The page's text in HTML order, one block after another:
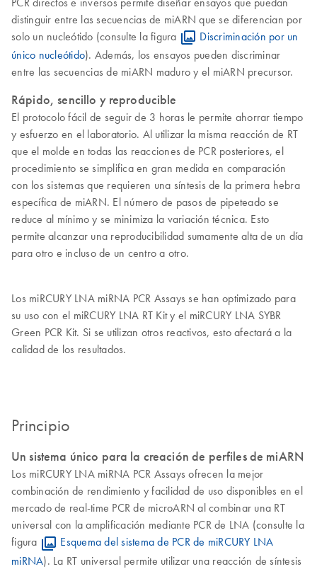
distinguir entre las secuencias de miARN que se diferencian por
solo un nucleótido (consulte la figura
Discriminación por un
único nucleótido). Además, los ensayos pueden discriminar
entre las secuencias de miARN maduro y el miARN precursor.
Rápido, sencillo y reproducible
El protocolo fácil de seguir de 3 horas le permite ahorrar tiempo
y esfuerzo en el laboratorio. Al utilizar la misma reacción de RT
que el molde en todas las reacciones de PCR posteriores, el
procedimiento se simplifica en gran medida en comparación
con los sistemas que requieren una síntesis de la primera hebra
específica de miARN. El número de pasos de pipeteado se
reduce al mínimo y se minimiza la variación técnica. Esto
permite alcanzar una reproducibilidad sumamente alta de un día
para otro e incluso de un centro a otro.
Los miRCURY LNA miRNA PCR Assays se han optimizado para
su uso con el miRCURY LNA RT Kit y el miRCURY LNA SYBR
Green PCR Kit. Si se utilizan otros reactivos, esto afectará a la
calidad de los resultados.
Principio
Un sistema único para la creación de perfiles de miARN
Los miRCURY LNA miRNA PCR Assays ofrecen la mejor
combinación de rendimiento y facilidad de uso disponibles en el
mercado de real-time PCR de microARN al combinar una RT
universal con la amplificación mediante PCR de LNA (consulte la
figura
Esquema del sistema de PCR de miRCURY LNA
miRNA). La RT universal permite utilizar una reacción de síntesis